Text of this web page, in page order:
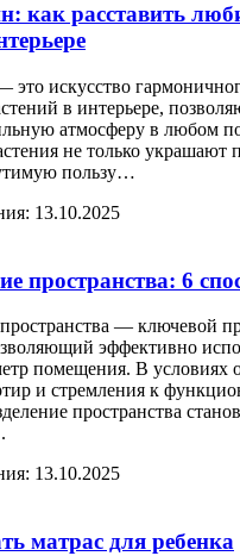
как расставить
это искусство
в интерьере,
атмосферу в любом
не только украшают
пользу…
13.10.2025
пространства: 6
— ключевой
эффективно
помещения. В условиях
и стремления к
пространства
13.10.2025
матрас для ребенка